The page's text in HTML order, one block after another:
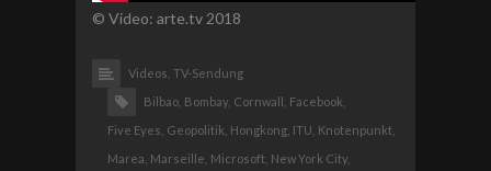
© Video: arte.tv 2018
Videos, TV-Sendung
Bilbao, Bombay, Cornwall, Facebook,
Five Eyes, Geopolitik, Hongkong, ITU, Knotenpunkt,
Marea, Marseille, Microsoft, New York City,